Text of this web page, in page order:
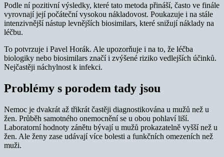
Podle ní pozitivní výsledky, které tato metoda přináší, často ve finále
vyrovnají její počáteční vysokou nákladovost. Poukazuje i na stále
intenzivnější nástup levnějších biosimilars, které snižují náklady na
léčbu.
To potvrzuje i Pavel Horák. Ale upozorňuje i na to, že léčba
biologiky nebo biosimilars značí i zvýšené riziko vedlejších účinků.
Nejčastěji náchylnost k infekci.
Problémy s porodem tady jsou
Nemoc je dvakrát až třikrát častěji diagnostikována u mužů než u
žen. Průběh samotného onemocnění se u obou pohlaví liší.
Laboratorní hodnoty zánětu bývají u mužů prokazatelně vyšší než u
žen. Ale ženy zase udávají více bolesti a funkčních omezeních než
muži.